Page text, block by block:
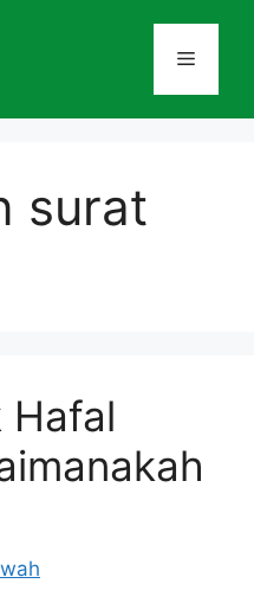
Menu
surat
Hafal